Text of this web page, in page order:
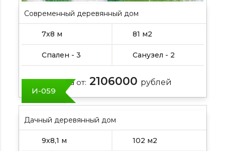
Современный деревянный дом
7х8 м 81 м2
Спален - 3 Санузел - 2
Цена от: 2106000 рублей
И-059
Дачный деревянный дом
9х8,1 м 102 м2